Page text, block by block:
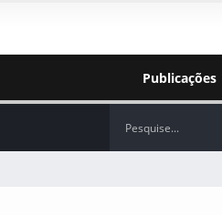
Publicações